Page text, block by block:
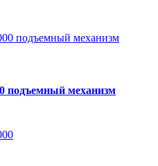
подъемный механизм